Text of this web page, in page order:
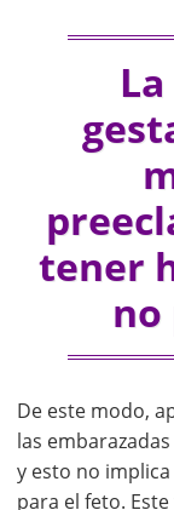
tener
no
De este modo,
las
y esto no
para el feto.